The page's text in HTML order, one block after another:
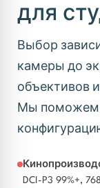
для
Выбор
камеры до
объективов
Мы поможем
DCI-P3 99%+,